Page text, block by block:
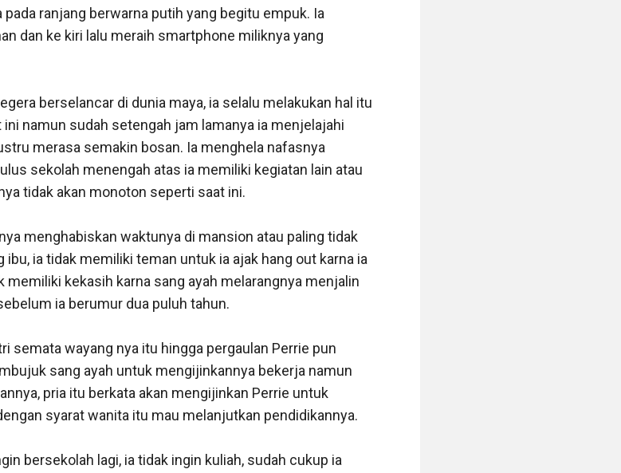
ranjang berwarna putih yang begitu empuk. Ia
dan ke kiri lalu meraih smartphone miliknya yang
berselancar di dunia maya, ia selalu melakukan hal itu
namun sudah setengah jam lamanya ia menjelajahi
merasa semakin bosan. Ia menghela nafasnya
sekolah menengah atas ia memiliki kegiatan lain atau
tidak akan monoton seperti saat ini.
menghabiskan waktunya di mansion atau paling tidak
ia tidak memiliki teman untuk ia ajak hang out karna ia
memiliki kekasih karna sang ayah melarangnya menjalin
ia berumur dua puluh tahun.
semata wayang nya itu hingga pergaulan Perrie pun
sang ayah untuk mengijinkannya bekerja namun
pria itu berkata akan mengijinkan Perrie untuk
syarat wanita itu mau melanjutkan pendidikannya.
bersekolah lagi, ia tidak ingin kuliah, sudah cukup ia